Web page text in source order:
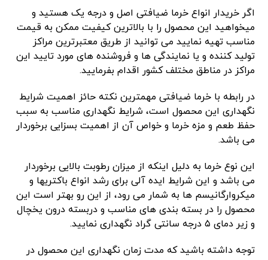
اگر خریدار انواع خرما ضیافتی اصل و درجه یک هستید و
میخواهید این محصول را با بالاترین کیفیت ممکن به قیمت
مناسب تهیه نمایید می توانید از طریق معتبرترین مراکز
تولید کننده و یا نمایندگی ها و فروشنده های مورد تایید این
مراکز در مناطق مختلف کشور اقدام بفرمایید.
در رابطه با خرما ضیافتی مهمترین نکته حائز اهمیت شرایط
نگهداری این محصول است، شرایط نگهداری مناسب به سبب
حفظ طعم و مزه خرما و خواص آن از اهمیت بسزایی برخوردار
می باشد.
این نوع خرما به دلیل اینکه از میزان رطوبت بالایی برخوردار
می باشد و این شرایط ایده آلی برای رشد انواع باکتریها و
میکروارگانیسم ها به شمار می رود، از این رو بهتر است این
محصول را در بسته بندی های مناسب و دربسته درون یخچال
و زیر دمای ۵ درجه سانتی گراد نگهداری نمایید.
توجه داشته باشید که مدت زمان نگهداری این محصول در